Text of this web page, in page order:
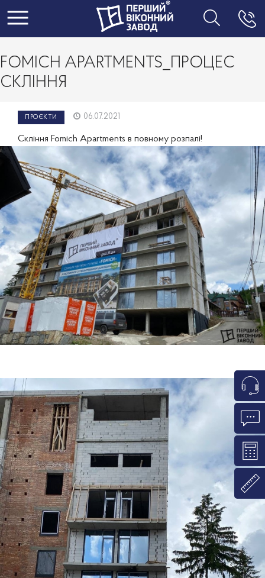
Toggle navigation
FOMICH APARTMENTS_ПРОЦЕС
СКЛІННЯ
ПРОЄКТИ 06.07.2021
Скління Fomich Apartments в повному розпалі!